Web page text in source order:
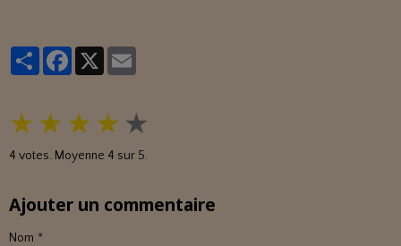
PartagerFacebook
★ ★ ★ ★ ★
4 votes. Moyenne 4 sur 5.
Ajouter un commentaire
Nom